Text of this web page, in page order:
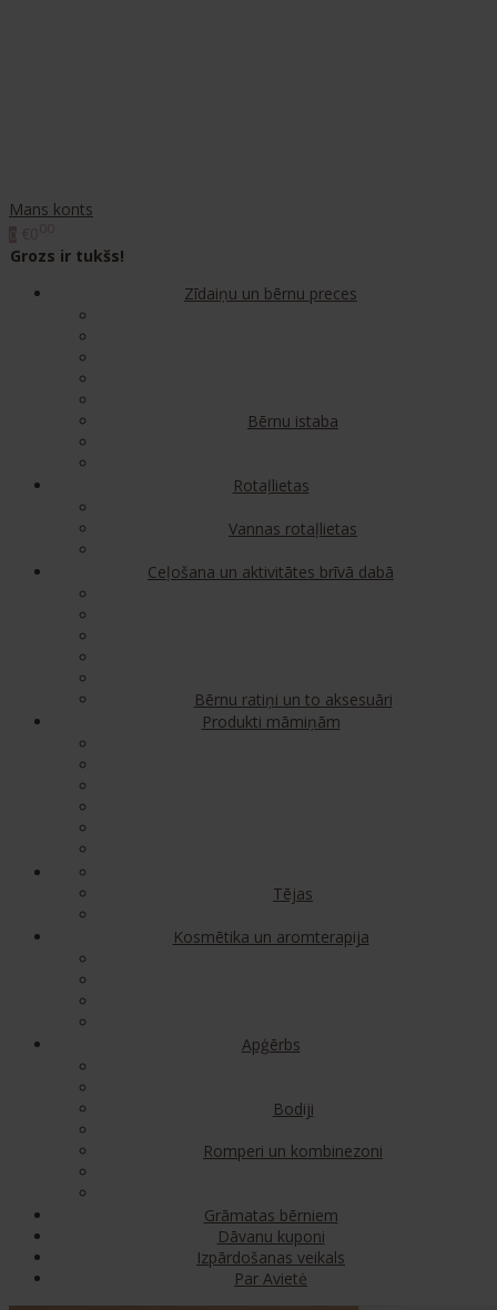
Mans konts
Grozs ir tukšs!
Zīdaiņu un bērnu preces
Bērnu istaba
Rotaļlietas
Vannas rotaļlietas
Ceļošana un aktivitātes brīvā dabā
Bērnu ratiņi un to aksesuāri
Produkti māmiņām
Tējas
Kosmētika un aromterapija
Apģērbs
Bodiji
Romperi un kombinezoni
Grāmatas bērniem
Dāvanu kuponi
Izpārdošanas veikals
Par Avietė